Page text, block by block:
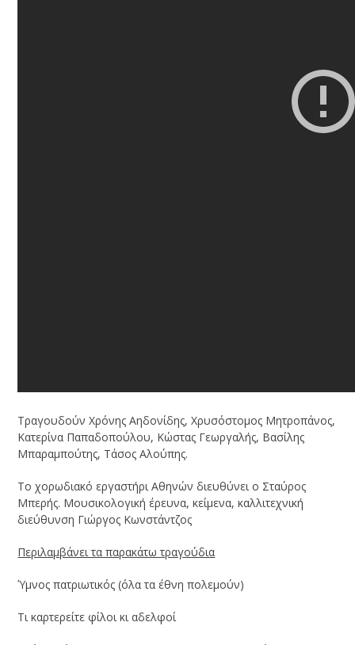
Τραγουδούν Χρόνης Αηδονίδης, Χρυσόστομος Μητροπάνος,
Κατερίνα Παπαδοπούλου, Κώστας Γεωργαλής, Βασίλης
Μπαραμπούτης, Τάσος Αλούπης.
Το χορωδιακό εργαστήρι Αθηνών διευθύνει ο Σταύρος
Μπερής. Μουσικολογική έρευνα, κείμενα, καλλιτεχνική
διεύθυνση Γιώργος Κωνστάντζος
Περιλαμβάνει τα παρακάτω τραγούδια
Ύμνος πατριωτικός (όλα τα έθνη πολεμούν)
Τι καρτερείτε φίλοι κι αδελφοί